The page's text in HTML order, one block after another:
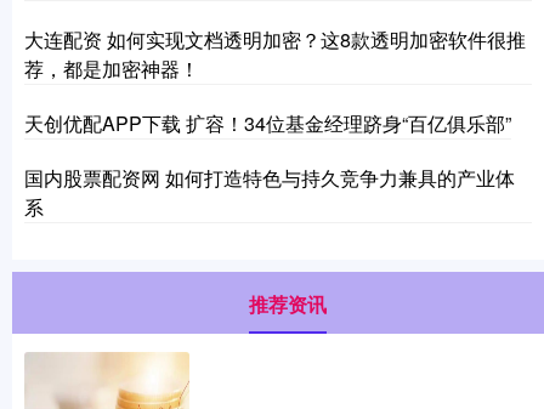
大连配资 如何实现文档透明加密？这8款透明加密软件很推
荐，都是加密神器！
天创优配APP下载 扩容！34位基金经理跻身“百亿俱乐部”
国内股票配资网 如何打造特色与持久竞争力兼具的产业体
系
推荐资讯